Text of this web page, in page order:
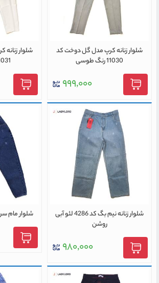
شلوار زنانه کرپ مدل گل دوخت کد
11030 رنگ طوسی
۹۹۹,۰۰۰
شلوار
11031
شلوار زنانه نیم بگ کد 4286 لئو آبی
روشن
۹۸۰,۰۰۰
شلوار مام